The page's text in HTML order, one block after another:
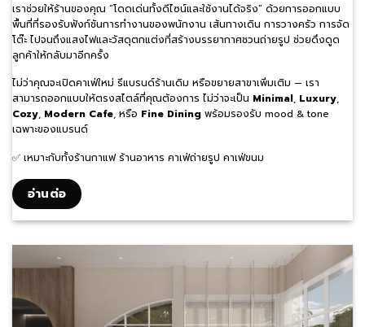
เราช่วยให้ร้านของคุณ “โดดเด่นทั้งดีไซน์และใช้งานได้จริง” ด้วยการออกแบบ
พื้นที่ที่รองรับฟังก์ชันการทำงานของพนักงาน เส้นทางเดิน การวางครัว การจัด
โต๊ะ ไปจนถึงแสงไฟและวัสดุตกแต่งที่สร้างบรรยากาศชวนถ่ายรูป ช่วยดึงดูด
ลูกค้าให้กลับมาอีกครั้ง
ไม่ว่าคุณจะเปิดคาเฟ่ใหม่ รีแบรนด์ร้านเดิม หรือขยายสาขาเพิ่มเติม — เรา
สามารถออกแบบให้ตรงสไตล์ที่คุณต้องการ ไม่ว่าจะเป็น Minimal, Luxury,
Cozy, Modern Cafe, หรือ Fine Dining พร้อมรองรับ mood & tone
เฉพาะของแบรนด์
✅ เหมาะกับทั้งร้านกาแฟ ร้านอาหาร คาเฟ่ถ่ายรูป คาเฟ่ขนม
อ่านต่อ